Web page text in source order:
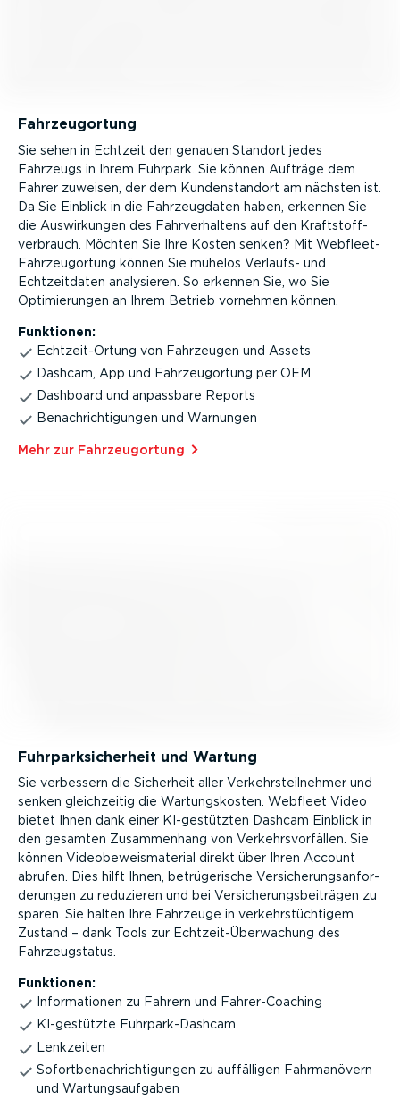
Fahrzeu­g­ortung
Sie sehen in Echtzeit den genauen Standort jedes
Fahrzeugs in Ihrem Fuhrpark. Sie können Aufträge dem
Fahrer zuweisen, der dem Kunden­standort am nächsten ist.
Da Sie Einblick in die Fahrzeug­daten haben, erkennen Sie
die Auswir­kungen des Fahrver­haltens auf den Kraft­stoff­
ver­brauch. Möchten Sie Ihre Kosten senken? Mit Webfleet-
Fahrzeug­ortung können Sie mühelos Verlaufs- und
Echtzeit­daten analysieren. So erkennen Sie, wo Sie
Optimie­rungen an Ihrem Betrieb vornehmen können.
Funktionen:
Echtzeit-Ortung von Fahrzeugen und Assets
Dashcam, App und Fahrzeu­g­ortung per OEM
Dashboard und anpassbare Reports
Benach­rich­ti­gungen und Warnungen
Mehr zur Fahrzeu­g­ortung⁠
Fuhrpark­si­cherheit und Wartung
Sie verbessern die Sicherheit aller Verkehrs­teil­nehmer und
senken gleich­zeitig die Wartungs­kosten. Webfleet Video
bietet Ihnen dank einer KI-ge­stützten Dashcam Einblick in
den gesamten Zusam­menhang von Verkehrs­vor­fällen. Sie
können Video­be­weis­ma­terial direkt über Ihren Account
abrufen. Dies hilft Ihnen, betrü­ge­rische Versi­che­rungs­an­for­
de­rungen zu reduzieren und bei Versi­che­rungs­bei­trägen zu
sparen. Sie halten Ihre Fahrzeuge in verkehr­stüch­tigem
Zustand – dank Tools zur Echtzeit-­Über­wa­chung des
Fahrzeugstatus.
Funktionen:
Infor­ma­tionen zu Fahrern und Fahrer-­Coa­ching
KI-ge­stützte Fuhrpar­k-Da­shcam
Lenkzeiten
Sofort­be­nach­rich­ti­gungen zu auffälligen Fahrma­növern
und Wartungs­auf­gaben